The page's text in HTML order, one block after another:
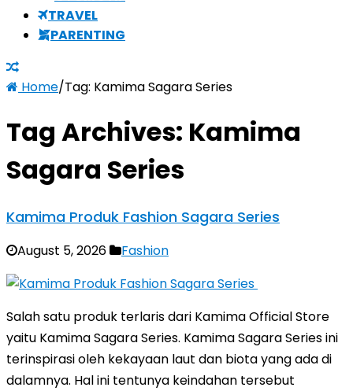
TRAVEL
PARENTING
Home/Tag: Kamima Sagara Series
Tag Archives: Kamima
Sagara Series
Kamima Produk Fashion Sagara Series
August 5, 2026 Fashion
Salah satu produk terlaris dari Kamima Official Store
yaitu Kamima Sagara Series. Kamima Sagara Series ini
terinspirasi oleh kekayaan laut dan biota yang ada di
dalamnya. Hal ini tentunya keindahan tersebut